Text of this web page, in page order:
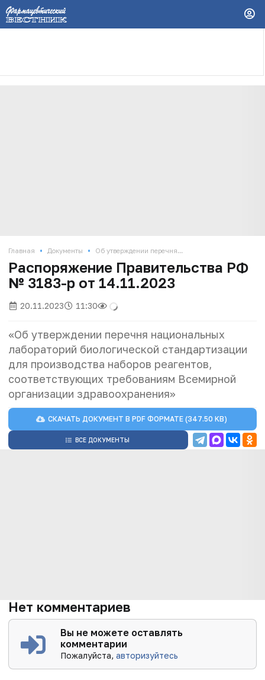
Главная • Документы • Об утверждении перечня...
Распоряжение Правительства РФ
№ 3183-р от 14.11.2023
20.11.2023 11:30
«Об утверждении перечня национальных
лабораторий биологической стандартизации
для производства наборов реагентов,
соответствующих требованиям Всемирной
организации здравоохранения»
СКАЧАТЬ ДОКУМЕНТ ВPDF ФОРМАТЕ (347.50 KB)
ВСЕ ДОКУМЕНТЫ
Нет комментариев
Вы не можете оставлять
комментарии
Пожалуйста,авторизуйтесь